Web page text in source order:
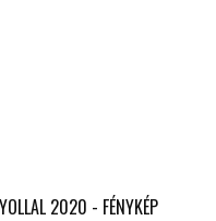
2020 - FÉNYKÉP